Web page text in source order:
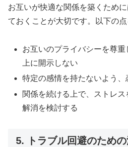
お互いが快適な関係を築くため
ておくことが大切です。以下の点
お互いのプライバシーを尊
上に開示しない
特定の感情を持たないよう、
関係を続ける上で、ストレ
解消を検討する
5. トラブル回避のため